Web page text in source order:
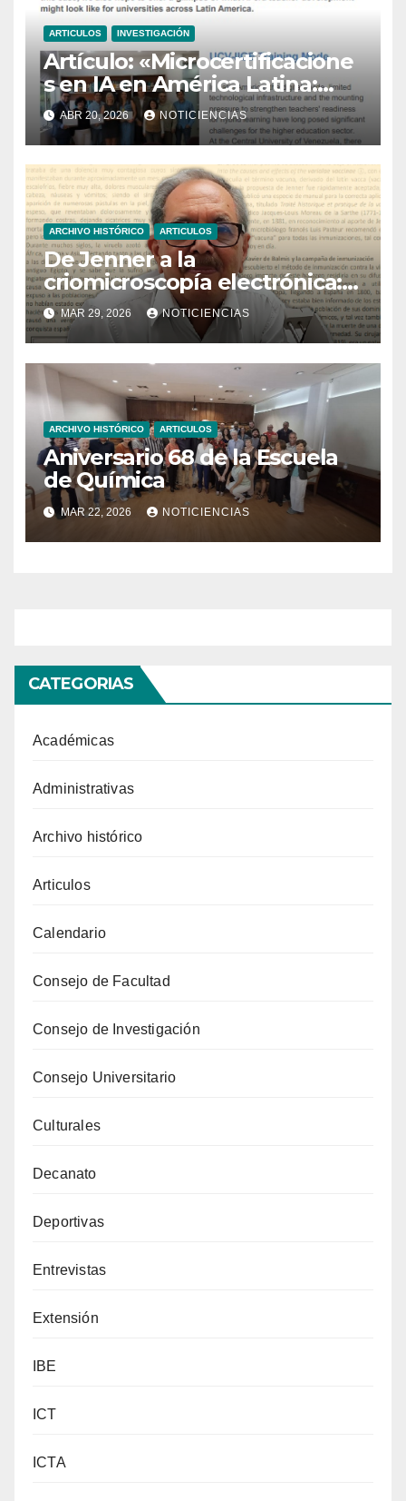
ARTICULOS INVESTIGACIÓN
Artículo: «Microcertificacione
s en IA en América Latina:
Lecciones de la Universidad
Central de Venezuela».
Revista CLOUD UNESCO
ABR 20, 2026 NOTICIENCIAS
ARCHIVO HISTÓRICO ARTICULOS
De Jenner a la
criomicroscopía electrónica:
200 años de historia y la
estructura del virus de su
vacuna
MAR 29, 2026 NOTICIENCIAS
ARCHIVO HISTÓRICO ARTICULOS
Aniversario 68 de la Escuela
de Química
MAR 22, 2026 NOTICIENCIAS
CATEGORIAS
Académicas
Administrativas
Archivo histórico
Articulos
Calendario
Consejo de Facultad
Consejo de Investigación
Consejo Universitario
Culturales
Decanato
Deportivas
Entrevistas
Extensión
IBE
ICT
ICTA